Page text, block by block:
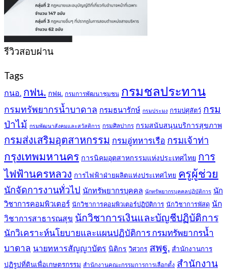
รีวิวสอบผ่าน
Tags
กนอ. กฟน. กฟผ. กรมการพัฒนาชุมชน กรมชลประทาน
กรมทรัพยากรน้ำบาดาล กรมธนารักษ์ กรมประมง กรมปศุสัตว์ กรม
ป่าไม้ กรมพัฒนาสังคมและสวัสดิการ กรมศิลปากร กรมสนับสนุนบริการสุขภาพ
กรมส่งเสริมอุตสาหกรรม กรมอู่ทหารเรือ กรมเจ้าท่า
กรุงเทพมหานคร การนิคมอุตสาหกรรมแห่งประเทศไทย การ
ไฟฟ้านครหลวง การไฟฟ้าฝ่ายผลิตแห่งประเทศไทย ครูผู้ช่วย
นักจัดการงานทั่วไป นักทรัพยากรบุคคล นักทรัพยากรบุคคลปฏิบัติการ นัก
วิชาการคอมพิวเตอร์ นักวิชาการคอมพิวเตอร์ปฏิบัติการ นักวิชาการพัสดุ นัก
วิชาการสาธารณสุข นักวิชาการเงินและบัญชีปฏิบัติการ
นักวิเคราะห์นโยบายและแผนปฏิบัติการ กรมทรัพยากรน้ำ
บาดาล นายทหารสัญญาบัตร นิติกร วิศวกร สพฐ. สำนักงานการ
ปฏิรูปที่ดินเพื่อเกษตรกรรม สำนักงานคณะกรรมการการเลือกตั้ง สำนักงาน